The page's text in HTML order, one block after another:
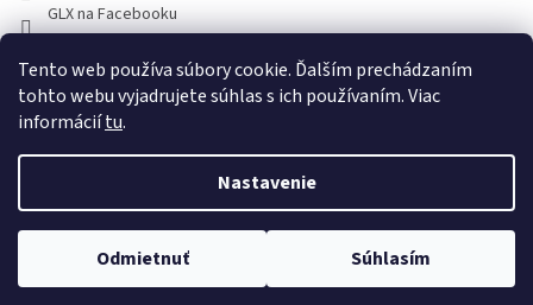
Tento web používa súbory cookie. Ďalším prechádzaním
tohto webu vyjadrujete súhlas s ich používaním. Viac
informáciítu.
Nastavenie
Odmietnuť Súhlasím
GLX na Facebooku
Copyright 2026GLX. Všetky práva vyhradené.Upraviť nastavenie